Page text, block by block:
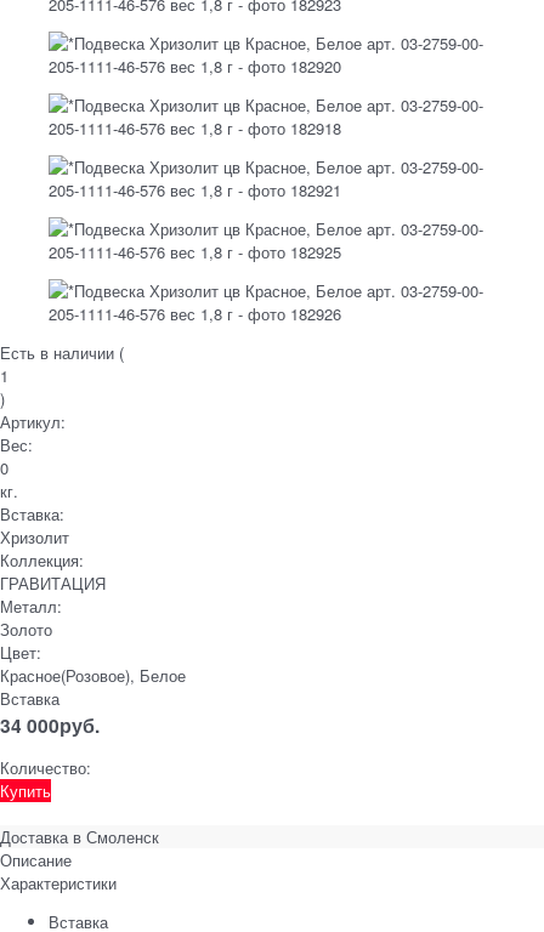
Есть в наличии (
1
)
Артикул:
Вес:
0
кг.
Вставка:
Хризолит
Коллекция:
ГРАВИТАЦИЯ
Металл:
Золото
Цвет:
Красное(Розовое), Белое
Вставка
34 000руб.
Количество:
Купить
Доставка в Смоленск
Описание
Характеристики
Вставка